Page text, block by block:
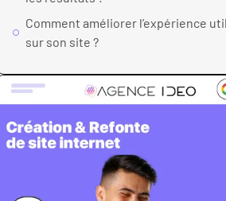
Comment améliorer l’expérience
sur son site ?